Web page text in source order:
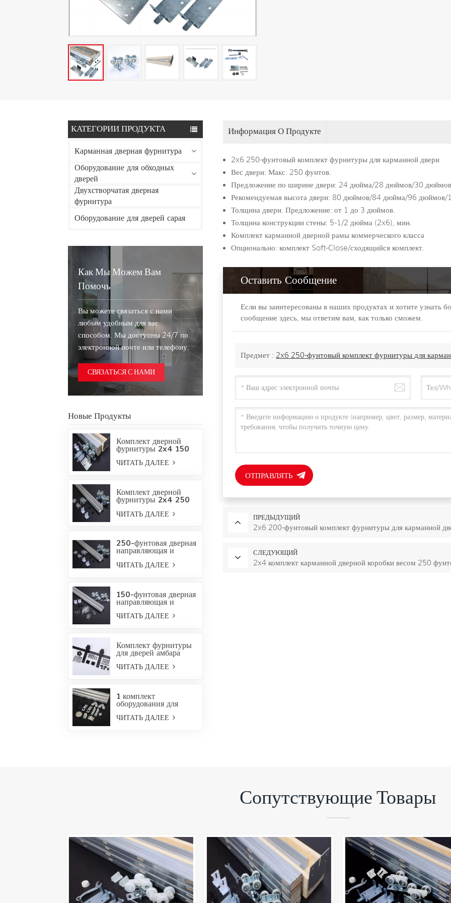
КАТЕГОРИИ ПРОДУКТА
Карманная дверная фурнитура
Оборудование для обходных
дверей
Двухстворчатая дверная
фурнитура
Оборудование для дверей сарая
Как Мы Можем Вам
Помочь
Вы можете связаться с нами
любым удобным для вас
способом. Мы доступны 24/7 по
электронной почте или телефону.
СВЯЗАТЬСЯ С НАМИ
Новые Продукты
Комплект дверной
фурнитуры 2x4 150
фунтов для карманных
дверей
ЧИТАТЬ ДАЛЕЕ
Комплект дверной
фурнитуры 2x4 250
фунтов для карманных
дверей
ЧИТАТЬ ДАЛЕЕ
250-фунтовая дверная
направляющая и
комплект
оборудования
ЧИТАТЬ ДАЛЕЕ
150-фунтовая дверная
направляющая и
комплект
оборудования
ЧИТАТЬ ДАЛЕЕ
Комплект фурнитуры
для дверей амбара
Bent Strap-Oil бронза
ЧИТАТЬ ДАЛЕЕ
1 комплект
оборудования для
раздвижных дверей
ЧИТАТЬ ДАЛЕЕ
Информация О Продукте
2x6 250-фунтовый комплект фурнитуры для карманной двери
Вес двери: Макс. 250 фунтов.
Предложение по ширине двери: 24 дюйма/28 дюймов/30
Рекомендуемая высота двери: 80 дюймов/84 дюйма/96
Толщина двери. Предложение: от 1 до 3 дюймов.
Толщина конструкции стены: 5-1/2 дюйма (2x6), мин.
Комплект карманной дверной рамы коммерческого класса
Опционально: комплект Soft-Close/сходящийся комплект.
Оставить Сообщение
Если вы заинтересованы в наших продуктах и хотите узнать
сообщение здесь, мы ответим вам, как только сможем.
Предмет :2x6 250-фунтовый комплект фурнитуры для
ОТПРАВЛЯТЬ
ПРЕДЫДУЩИЙ
2x6 200-фунтовый комплект фурнитуры для карманной
СЛЕДУЮЩИЙ
2x4 комплект карманной дверной коробки весом 250
Сопутствующие Товары